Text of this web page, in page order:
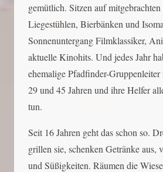
gemütlich. Sitzen auf
Liegestühlen, Bierbänken und
Sonnenuntergang Filmklassiker,
aktuelle Kinohits. Und jedes Jahr
ehemalige Pfadfinder-
29 und 45 Jahren und ihre Helfer
tun.
Seit 16 Jahren geht das schon so.
grillen sie, schenken Getränke aus,
und Süßigkeiten. Räumen die